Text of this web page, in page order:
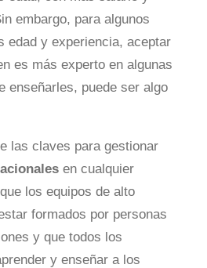
embargo, para algunos
edad y experiencia, aceptar
es más experto en algunas
enseñarles, puede ser algo
las claves para gestionar
en cualquier
los equipos de alto
formados por personas
y que todos los
y enseñar a los